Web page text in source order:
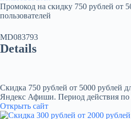
Промокод на скидку 750 рублей от
пользователей
MD083793
Details
Скидка 750 рублей от 5000 рублей
Яндекс Афиши. Период действия по
Открыть сайт